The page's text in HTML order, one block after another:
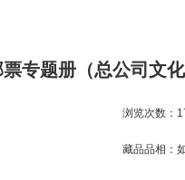
票专题册（总公司文
浏览次数：
藏品品相：